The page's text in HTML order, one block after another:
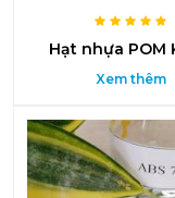
Hạt nhựa POM
Xem thêm